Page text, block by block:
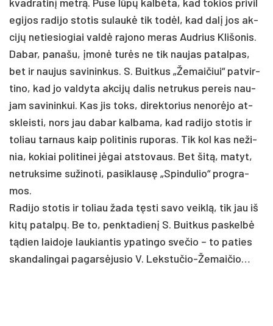
e­gi­jos ra­di­jo sto­tis su­laukė tik todėl, kad dalį jos ak­
cijų ne­tie­sio­giai valdė ra­jo­no me­ras Aud­rius Kli­šo­nis.
Da­bar, pa­na­šu, įmonė turės ne tik nau­jas pa­tal­pas,
bet ir nau­jus sa­vi­nin­kus. S. Buit­kus „Že­mai­čiui“ pa­tvir­
ti­no, kad jo val­dy­ta ak­cijų da­lis ne­tru­kus pe­reis nau­
jam sa­vi­nin­kui. Kas jis toks, di­rek­to­rius ne­norė­jo at­
skleis­ti, nors jau da­bar kal­ba­ma, kad ra­di­jo sto­tis ir
to­liau tar­naus kaip po­li­ti­nis ru­po­ras. Tik kol kas ne­ži­
nia, ko­kiai po­li­ti­nei jėgai at­sto­vaus. Bet šitą, ma­tyt,
ne­truk­si­me su­ži­no­ti, pa­si­klausę „Spin­du­lio“ pro­gra­
mos.
Ra­di­jo sto­tis ir to­liau ža­da tęsti sa­vo veiklą, tik jau iš
kitų pa­talpų. Be to, penk­ta­dienį S. Buit­kus pa­skelbė
tądien lai­do­je lau­kian­tis ypa­tin­go sve­čio – to pa­ties
skan­da­lin­gai pa­garsė­ju­sio V. Leks­tu­čio-Že­mai­čio…